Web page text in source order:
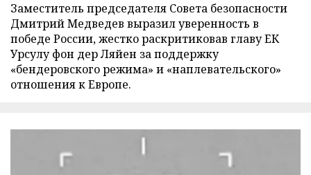
Заместитель председателя Совета безопасности
Дмитрий Медведев выразил уверенность в
победе России, жестко раскритиковав главу ЕК
Урсулу фон дер Ляйен за поддержку
«бендеровского режима» и «наплевательского»
отношения к Европе.